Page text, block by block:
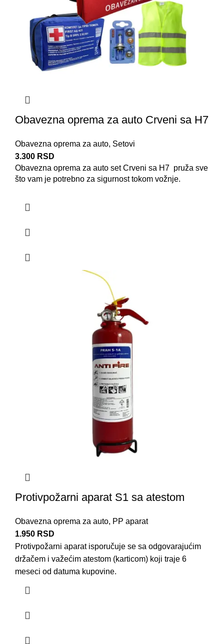
Obavezna oprema za auto Crveni sa H7
Obavezna oprema za auto, Setovi
3.300 RSD
Obavezna oprema za auto set Crveni sa H7 pruža sve
što vam je potrebno za sigurnost tokom vožnje.
Protivpožarni aparat S1 sa atestom
Obavezna oprema za auto, PP aparat
1.950 RSD
Protivpožarni aparat isporučuje se sa odgovarajućim
držačem i važećim atestom (karticom) koji traje 6
meseci od datuma kupovine.